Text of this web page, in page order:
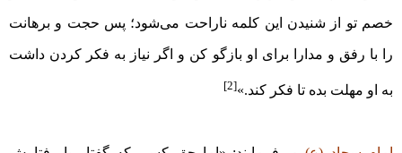
خصم تو از شنیدن این کلمه ناراحت می‌شود؛ پس حجت و برهانت
را با رفق و مدارا برای او بازگو کن و اگر نیاز به فکر کردن داشت
به او مهلت بده تا فکر کند.»[2]